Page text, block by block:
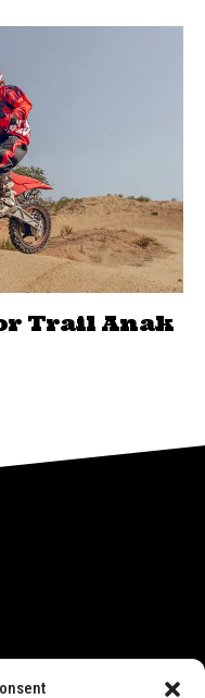
Trail Anak